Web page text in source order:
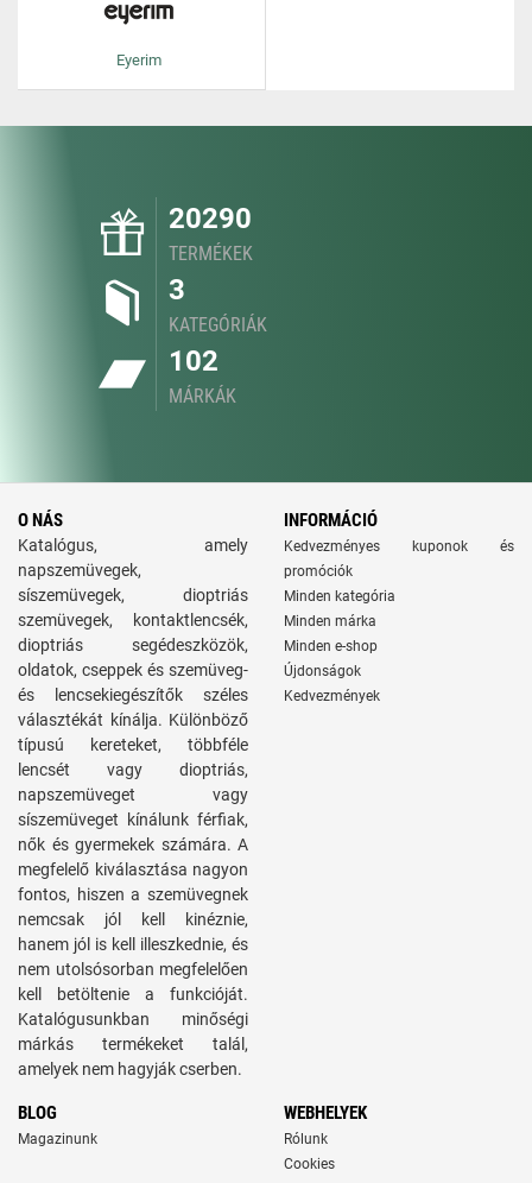
Eyerim
20290
TERMÉKEK
3
KATEGÓRIÁK
102
MÁRKÁK
O NÁS
Katalógus, amely
napszemüvegek,
síszemüvegek, dioptriás
szemüvegek, kontaktlencsék,
dioptriás segédeszközök,
oldatok, cseppek és szemüveg-
és lencsekiegészítők széles
választékát kínálja. Különböző
típusú kereteket, többféle
lencsét vagy dioptriás,
napszemüveget vagy
síszemüveget kínálunk férfiak,
nők és gyermekek számára. A
megfelelő kiválasztása nagyon
fontos, hiszen a szemüvegnek
nemcsak jól kell kinéznie,
hanem jól is kell illeszkednie, és
nem utolsósorban megfelelően
kell betöltenie a funkcióját.
Katalógusunkban minőségi
márkás termékeket talál,
amelyek nem hagyják cserben.
INFORMÁCIÓ
Kedvezményes kuponok és
promóciók
Minden kategória
Minden márka
Minden e-shop
Újdonságok
Kedvezmények
BLOG
Magazinunk
WEBHELYEK
Rólunk
Cookies